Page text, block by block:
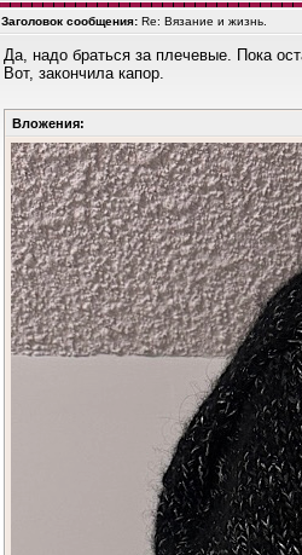
Заголовок сообщения: Re: Вязание и жизнь.
Да, надо браться за плечевые. Пока
Вот, закончила капор.
Вложения: